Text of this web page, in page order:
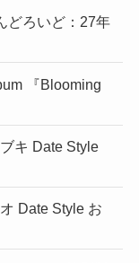
どろいど：27年
『Blooming
キ Date Style
Date Style お